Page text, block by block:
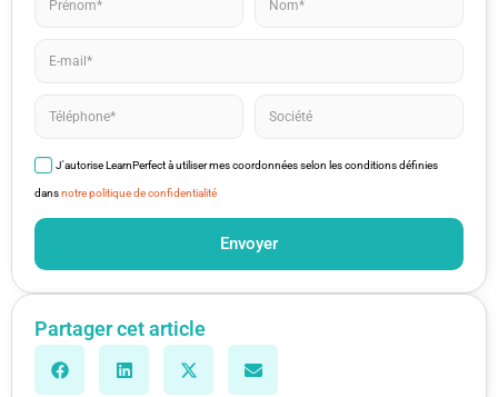
J'autorise LearnPerfect à utiliser mes coordonnées selon les conditions définies
dansnotre politique de confidentialité
Envoyer
Partager cet article